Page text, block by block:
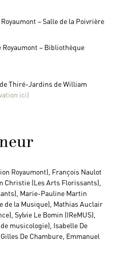
– Salle de la Poivrière
Royaumont – Bibliothèque
Thiré-Jardins de William
ici)
Royaumont), François Naulot
Christie (Les Arts Florissants),
Marie-Pauline Martin
de la Musique), Mathias Auclair
Sylvie Le Bomin (IReMUS),
musicologie), Isabelle De
De Chambure, Emmanuel